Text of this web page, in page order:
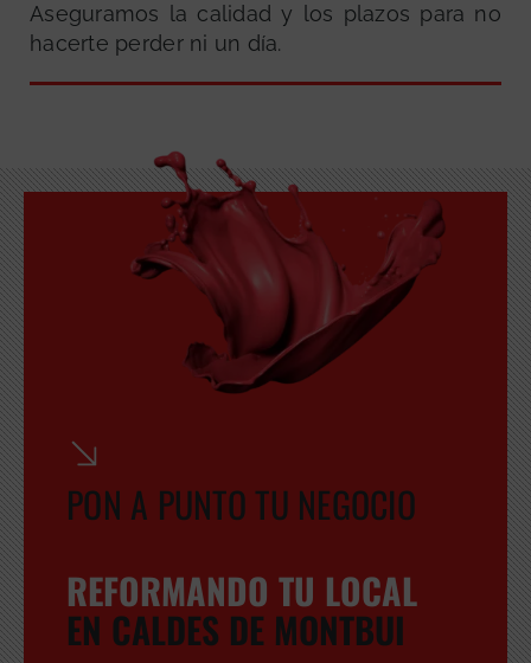
Aseguramos la calidad y los plazos para no
hacerte perder ni un día.
PON A PUNTO TU NEGOCIO
REFORMANDO TU LOCAL
EN CALDES DE MONTBUI